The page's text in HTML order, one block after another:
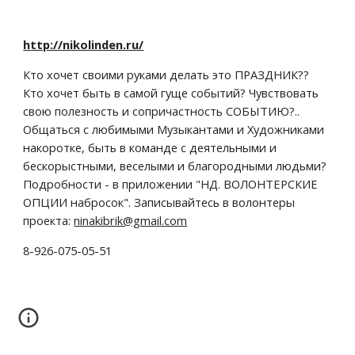
http://nikolinden.ru/
Кто хочет своими руками делать это ПРАЗДНИК??
Кто хочет быть в самой гуще событий? Чувствовать
свою полезность и сопричастность СОБЫТИЮ?..
Общаться с любимыми Музыкантами и Художниками
накоротке, быть в команде с деятельными и
бескорыстными, веселыми и благородными людьми?
Подробности - в приложении "НД. ВОЛОНТЕРСКИЕ
ОПЦИИ набросок". Записывайтесь в волонтеры
проекта: ninakibrik@gmail.com
8-926-075-05-51